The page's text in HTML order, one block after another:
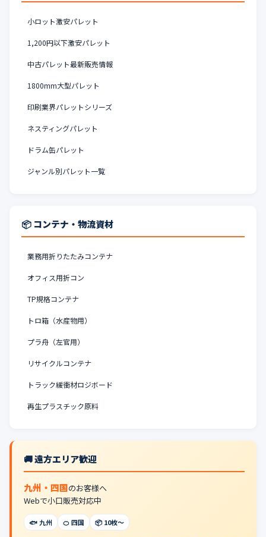
小ロット激安パレット
1,200円以下激安パレット
中古パレット最新販売情報
1800mm大型パレット
印刷業界パレットシリーズ
ネスティングパレット
ドラム缶パレット
ジャンル別パレット一覧
📦 コンテナ・物流資材
業務用折りたたみコンテナ
オフィス用折コン
TP規格コンテナ
トロ箱（水産物用）
プラ舟（左官用）
リサイクルコンテナ
トラック緩衝材ロジボード
再生プラスチック原料
🚚 遠方エリア歓迎
九州・四国のお客様へ
Webで小口販売対応中
🐟 九州 🍊 四国 📦 10枚〜